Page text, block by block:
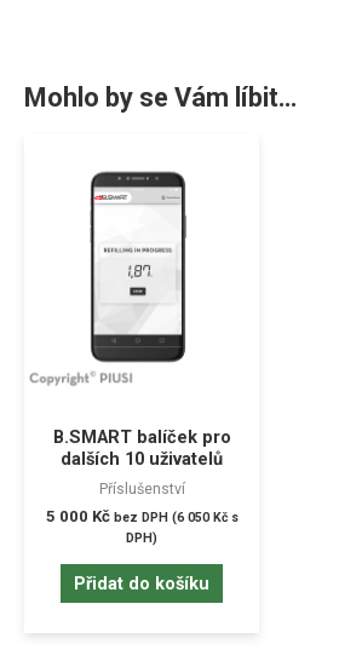
Mohlo by se Vám líbit…
B.SMART balíček pro
dalších 10 uživatelů
Příslušenství
5 000 Kč bez DPH (6 050Kčs
DPH)
Přidat do košíku